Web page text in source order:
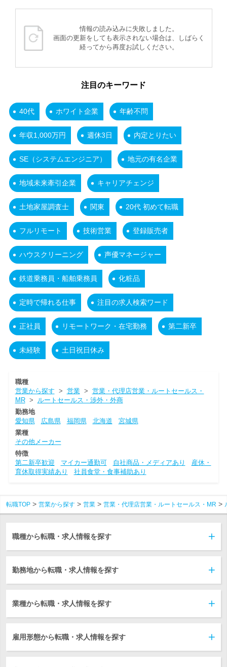
情報の読み込みに失敗しました。
画面の更新をしても表示されない場合は、しばらく
経ってから再度お試しください。
注目のキーワード
40代 ホワイト企業 年齢不問
年収1,000万円 週休3日 内定とりたい
SE（システムエンジニア） 地元の有名企業
地域未来牽引企業 キャリアチェンジ
土地家屋調査士 関東 20代 初めて転職
フルリモート 技術営業 登録販売者
ハウスクリーニング 声優マネージャー
鉄道乗務員・船舶乗務員 化粧品
定時で帰れる仕事 注目の求人検索ワード
正社員 リモートワーク・在宅勤務 第二新卒
未経験 土日祝日休み
職種
営業から探す > 営業> 営業・代理店営業・ルートセールス・
MR> ルートセールス・渉外・外商
勤務地
愛知県
広島県 福岡県 北海道
宮城県
業種
その他メーカー
特徴
第二新卒歓迎
マイカー通勤可 自社商品・メディアあり
産休・
育休取得実績あり
社員食堂・食事補助あり
転職TOP 営業から探す 営業 営業・代理店営業・ルートセールス・MR
職種から転職・求人情報を探す
勤務地から転職・求人情報を探す
業種から転職・求人情報を探す
雇用形態から転職・求人情報を探す